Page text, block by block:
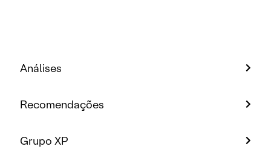
Análises
Recomendações
Grupo XP